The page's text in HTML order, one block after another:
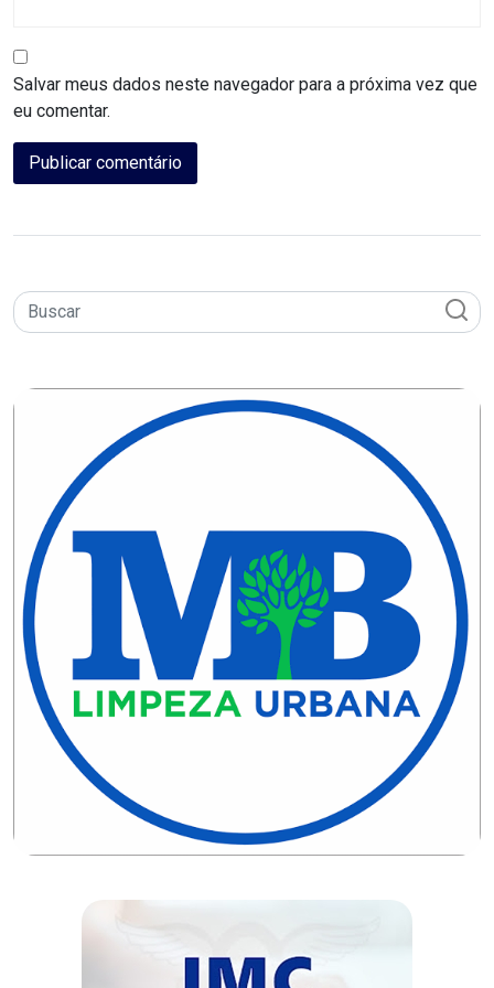
BLOCOS
CAPACITAÇÃO
CARNAVAL
CARNAVAL
DO
RN
CICLISMO
COMPETIÇÃO
COMPROMISSO
CONFERÊNCIA
SAÚDE
CONQUISTA
Salvar meus dados neste navegador para a próxima vez que
eu comentar.